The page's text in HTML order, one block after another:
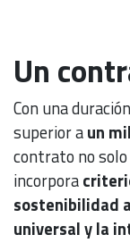
Un
Con una
superior aun
contrato no
incorpora
sostenibilidad
universal y la